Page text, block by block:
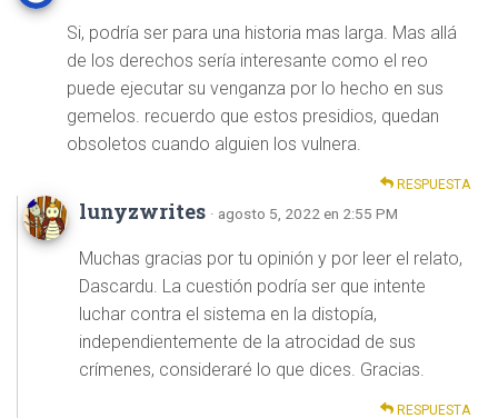
Si, podría ser para una historia mas larga. Mas allá
de los derechos sería interesante como el reo
puede ejecutar su venganza por lo hecho en sus
gemelos. recuerdo que estos presidios, quedan
obsoletos cuando alguien los vulnera.
RESPUESTA
lunyzwrites · agosto 5, 2022 en 2:55 PM
Muchas gracias por tu opinión y por leer el relato,
Dascardu. La cuestión podría ser que intente
luchar contra el sistema en la distopía,
independientemente de la atrocidad de sus
crímenes, consideraré lo que dices. Gracias.
RESPUESTA